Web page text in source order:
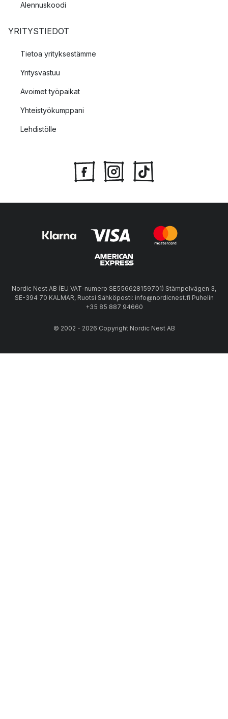
Alennuskoodi
YRITYSTIEDOT
Tietoa yrityksestämme
Yritysvastuu
Avoimet työpaikat
Yhteistyökumppani
Lehdistölle
Nordic Nest AB (EU VAT-numero SE556628159701) Stämpelvägen 3,
SE-394 70 KALMAR, Ruotsi Sähköposti: info@nordicnest.fi Puhelin
+35 85 887 94660
© 2002 - 2026 Copyright Nordic Nest AB